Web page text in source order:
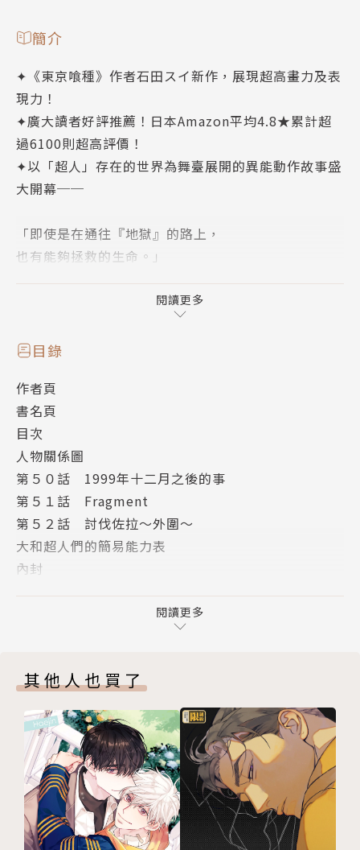
簡介
✦《東京喰種》作者石田スイ新作，展現超高畫力及表
現力！
✦廣大讀者好評推薦！日本Amazon平均4.8★累計超
過6100則超高評價！
✦以「超人」存在的世界為舞臺展開的異能動作故事盛
大開幕──
「即使是在通往『地獄』的路上，
也有能夠拯救的生命。」
銷量累計突破200萬冊!!
超人X獲得海內外極大迴響！
───｜故事簡介｜───
「印記不會交給妳，格爾達的殘渣。」
大和守達成「打倒佐拉」這個夙願指日可待。
長官們正兢兢業業地著手準備，
而年輕守衛們則是各自面對內心的糾葛。
另一方面，指子不知為何潛入塔裡，
尋找佐拉的所在之處…
閱讀更多
目錄
作者頁
書名頁
目次
人物關係圖
第５０話 1999年十二月之後的事
第５１話 Fragment
第５２話 討伐佐拉～外圍～
大和超人們的簡易能力表
內封
閱讀更多
其他人也買了